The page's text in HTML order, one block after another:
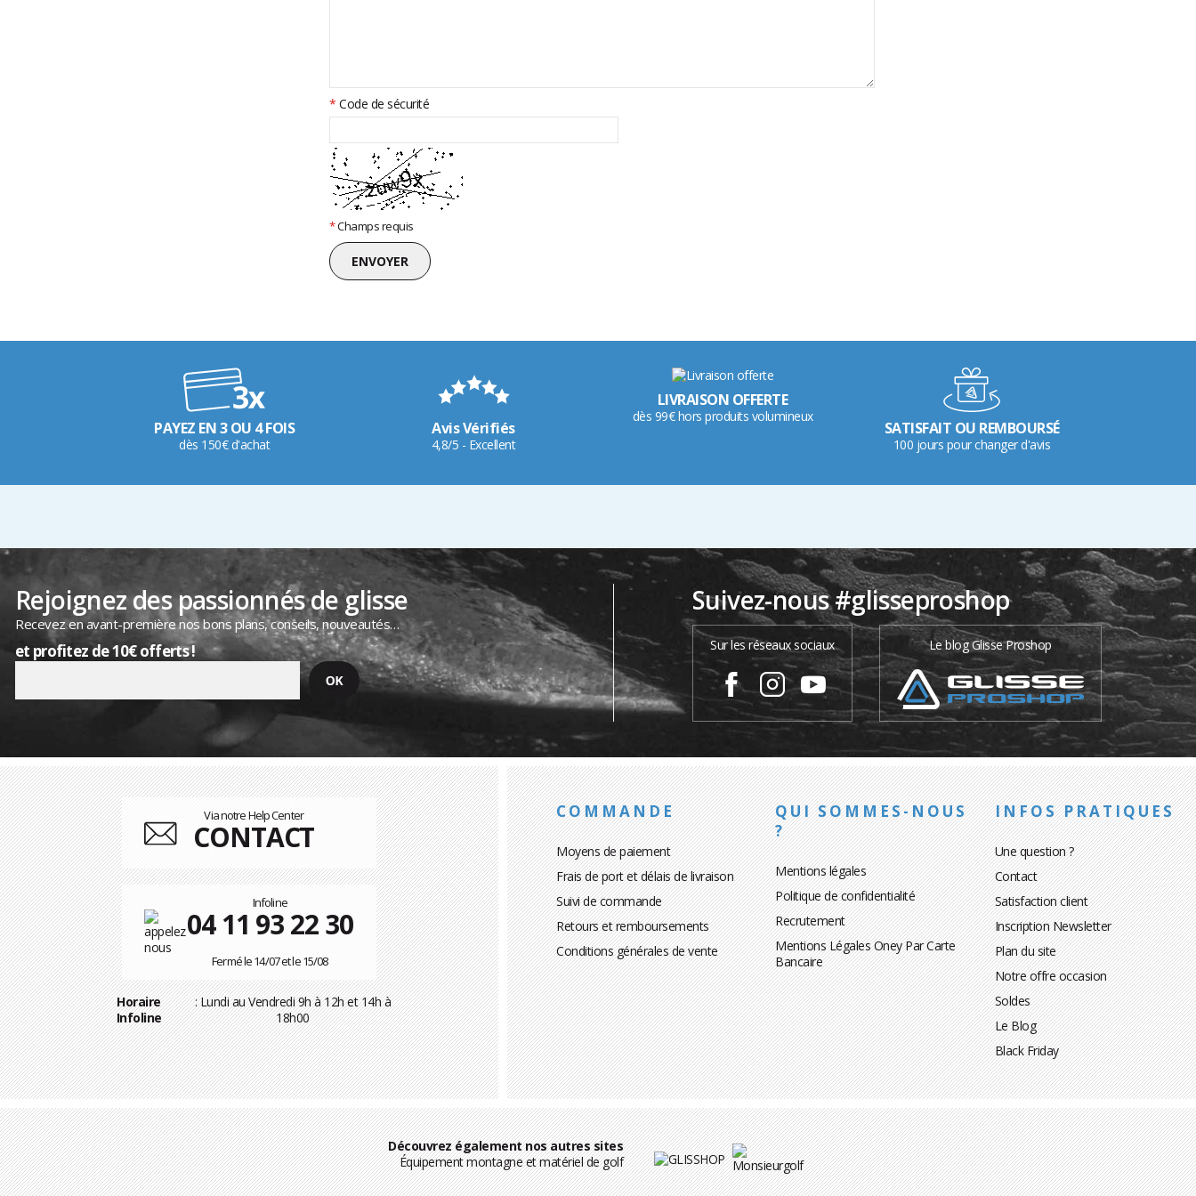
* Code de sécurité
*Champs requis
ENVOYER
PAYEZ EN 3 OU 4 FOIS
dès 150€ d'achat
Avis Vérifiés
4,8/5 - Excellent
LIVRAISON OFFERTE
dès 99€ hors produits volumineux
SATISFAIT OU REMBOURSÉ
100 jours pour changer d'avis
Rejoignez des passionnés de glisse
Recevez en avant-première nos bons plans, conseils, nouveautés…
et profitez de 10€ offerts !
Suivez-nous #glisseproshop
Sur les réseaux sociaux Le blog Glisse Proshop
Via notre Help Center
CONTACT
Infoline
04 11 93 22 30
Fermé le 14/07 et le 15/08
Horaire
Infoline
: Lundi au Vendredi 9h à 12h et 14h à
18h00
COMMANDE
Moyens de paiement
Frais de port et délais de livraison
Suivi de commande
Retours et remboursements
Conditions générales de vente
QUI SOMMES-NOUS
?
Mentions légales
Politique de confidentialité
Recrutement
Mentions Légales Oney Par Carte
Bancaire
INFOS PRATIQUES
Une question ?
Contact
Satisfaction client
Inscription Newsletter
Plan du site
Notre offre occasion
Soldes
Le Blog
Black Friday
Découvrez également nos autres sites
Équipement montagne et matériel de golf